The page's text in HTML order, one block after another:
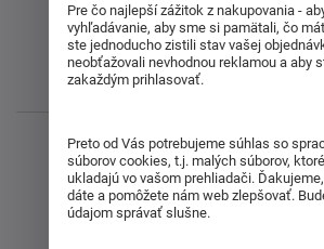
Od najlacnejšieho
Najnovšie
Zobrazuji 1 - 48 z 358
8
7
6
5
4
3
2
1
Pre čo najlepší zážitok z nakupovania -
vyhľadávanie, aby sme si pamätali, čo
ste jednoducho zistili stav vašej
neobťažovali nevhodnou reklamou a aby
zakaždým prihlasovať.
Preto od Vás potrebujeme súhlas so
súborov cookies, t.j. malých súborov,
ukladajú vo vašom prehliadači.
dáte a pomôžete nám web zlepšovať.
údajom správať slušne.